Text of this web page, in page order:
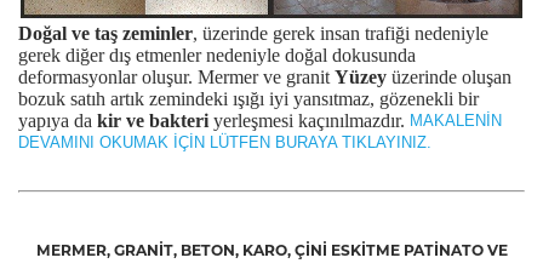
Doğal ve taş zeminler, üzerinde gerek insan trafiği nedeniyle
gerek diğer dış etmenler nedeniyle doğal dokusunda
deformasyonlar oluşur. Mermer ve granit Yüzey üzerinde oluşan
bozuk satıh artık zemindeki ışığı iyi yansıtmaz, gözenekli bir
yapıya da kir ve bakteri yerleşmesi kaçınılmazdır. MAKALENİN
DEVAMINI OKUMAK İÇİN LÜTFEN BURAYA TIKLAYINIZ.
MERMER, GRANİT, BETON, KARO, ÇİNİ ESKİTME PATİNATO VE